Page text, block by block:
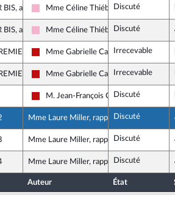
alinéa 6
Socialistes et apparentés
Mme Céline Thiébault-Martinez
Discuté
alinéa 4
Socialistes et apparentés
Mme Céline Thiébault-Martinez
Discuté
BIS
La France insoumise - Nouveau Front
Mme Gabrielle CathalaIrrecevable
BIS
La France insoumise - Nouveau Front
Mme Gabrielle CathalaIrrecevable
La France insoumise - Nouveau Front
M. Jean-François Coulomme
Discuté
Mme Laure Miller, rapporteure
Discuté
Mme Laure Miller, rapporteure
Discuté
Mme Laure Miller, rapporteure
Discuté
Auteur État